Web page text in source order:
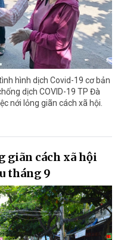
hình dịch Covid-19 cơ bản
dịch COVID-19 TP Đà
nới lỏng giãn cách xã hội.
giãn cách xã hội
tháng 9